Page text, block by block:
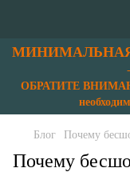
МИНИМАЛЬНАЯ
ОБРАТИТЕ
Блог Почему
Почему